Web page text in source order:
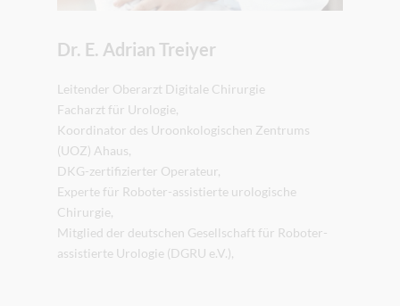
Dr. E. Adrian Treiyer
Leitender Oberarzt Digitale Chirurgie
Facharzt für Urologie,
Koordinator des Uroonkologischen Zentrums
(UOZ) Ahaus,
DKG-zertifizierter Operateur,
Experte für Roboter-assistierte urologische
Chirurgie,
Mitglied der deutschen Gesellschaft für Roboter-
assistierte Urologie (DGRU e.V.),